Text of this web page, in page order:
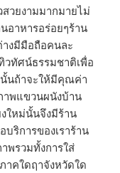
วยงามมากมายไม่
อาหารอร่อยๆร้าน
งมีมือถือคนละ
วทัศน์ธรรมชาติเพื่อ
นถ้าจะให้มีคุณค่า
าพแขวนผนังบ้าน
ใหม่นั้นจึงมีร้าน
ริการของเราร้าน
พรวมทั้งการใส่
คใดฤาจังหวัดใด